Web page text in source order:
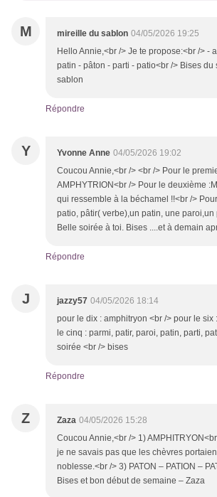
M mireille du sablon 04/05/2026 19:25
Hello Annie,<br /> Je te propose:<br /> -
patin - pâton - parti - patio<br /> Bises du
sablon
Répondre
Y Yvonne Anne 04/05/2026 19:02
Coucou Annie,<br /> <br /> Pour le
AMPHYTRION<br /> Pour le deuxième
qui ressemble à la béchamel !!<br />
patio, pâtir( verbe),un patin, une paroi,un
Belle soirée à toi. Bises ....et à demain
Répondre
J jazzy57 04/05/2026 18:14
pour le dix : amphitryon <br /> pour le six
le cinq : parmi, patir, paroi, patin, parti,
soirée <br /> bises
Répondre
Z Zaza 04/05/2026 15:28
Coucou Annie,<br /> 1)
je ne savais pas que les chèvres
noblesse.<br /> 3) PATON – PATION –
Bises et bon début de semaine – Zaza